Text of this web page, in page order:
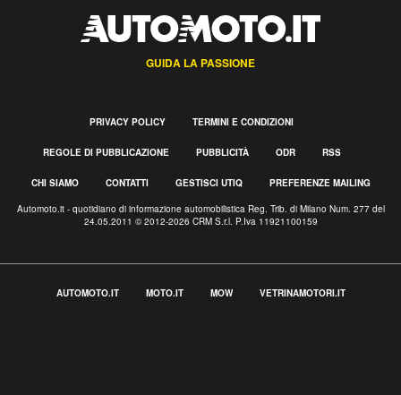
GUIDA LA PASSIONE
PRIVACY POLICY TERMINI E CONDIZIONI
REGOLE DI PUBBLICAZIONE PUBBLICITÀ ODR RSS
CHI SIAMO CONTATTI GESTISCI UTIQ PREFERENZE MAILING
Automoto.it - quotidiano di informazione automobilistica Reg. Trib. di Milano Num. 277 del
24.05.2011 © 2012-2026 CRM S.r.l. P.Iva 11921100159
AUTOMOTO.IT MOTO.IT MOW VETRINAMOTORI.IT